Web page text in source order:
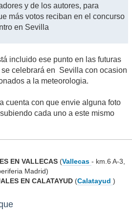
y de los autores, para
más votos reciban en el concurso
en Sevilla
incluido ese punto en las futuras
celebrará en Sevilla con ocasion
a la meteorologia.
cuenta con que envie alguna foto
cada uno a este mismo
EN VALLECAS (Vallecas - km.6 A-3,
Madrid)
EN CALATAYUD(Calatayud )